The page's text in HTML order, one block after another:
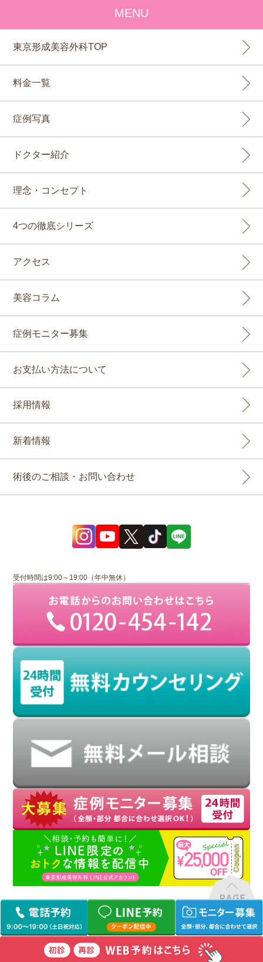
MENU
東京形成美容外科TOP
料金一覧
症例写真
ドクター紹介
理念・コンセプト
4つの徹底シリーズ
アクセス
美容コラム
症例モニター募集
お支払い方法について
採用情報
新着情報
術後のご相談・お問い合わせ
受付時間は9:00～19:00（年中無休）
TOP/ サイトマップ/ プライバシーポリシー/ 19歳以下の患者様へ 取材申し込み
Copyright (C) 東京形成美容外科 All Rights Reserved.